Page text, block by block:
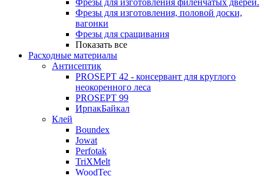
Фрезы для изготовления филенчатых дверей.
Фрезы для изготовления, половой доски,
вагонки
Фрезы для сращивания
Показать все
Расходные материалы
Антисептик
PROSEPT 42 - консервант для круглого
неокоренного леса
PROSEPT 99
ИрпакБайкал
Клей
Boundex
Jowat
Perfotak
TriXMelt
WoodTec